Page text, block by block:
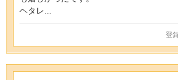
ヘタレ...
登